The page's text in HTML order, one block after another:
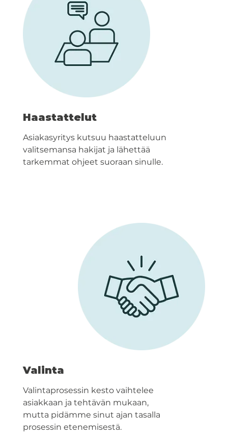
Haastattelut
Asiakasyritys kutsuu haastatteluun
valitsemansa hakijat ja lähettää
tarkemmat ohjeet suoraan sinulle.
Valinta
Valintaprosessin kesto vaihtelee
asiakkaan ja tehtävän mukaan,
mutta pidämme sinut ajan tasalla
prosessin etenemisestä.